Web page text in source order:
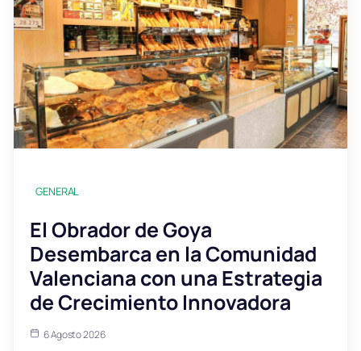
GENERAL
El Obrador de Goya
Desembarca en la Comunidad
Valenciana con una Estrategia
de Crecimiento Innovadora
6 Agosto 2026